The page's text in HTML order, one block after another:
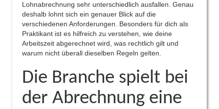
Lohnabrechnung sehr unterschiedlich ausfallen. Genau
deshalb lohnt sich ein genauer Blick auf die
verschiedenen Anforderungen. Besonders für dich als
Praktikant ist es hilfreich zu verstehen, wie deine
Arbeitszeit abgerechnet wird, was rechtlich gilt und
warum nicht überall dieselben Regeln gelten.
Die Branche spielt bei
der Abrechnung eine